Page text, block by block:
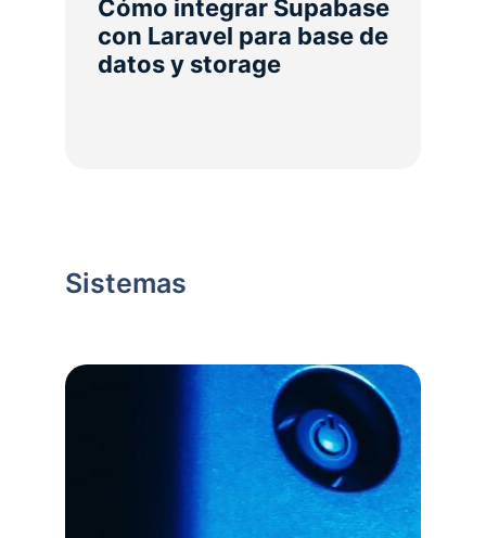
Cómo integrar Supabase
con Laravel para base de
datos y storage
Sistemas